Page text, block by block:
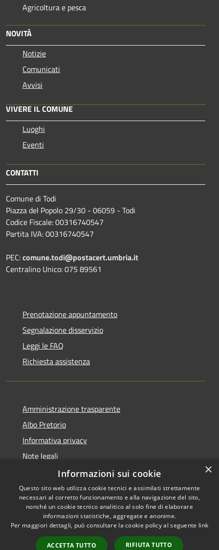
Agricoltura e pesca
NOVITÀ
Notizie
Comunicati
Avvisi
VIVERE IL COMUNE
Luoghi
Eventi
CONTATTI
Comune di Todi
Piazza del Popolo 29/30 - 06059 - Todi
Codice Fiscale: 00316740547
Partita IVA: 00316740547
PEC:comune.todi@postacert.umbria.it
Centralino Unico: 075 89561
Prenotazione appuntamento
Segnalazione disservizio
Leggi le FAQ
Richiesta assistenza
Amministrazione trasparente
Albo Pretorio
Informativa privacy
Note legali
Dichiarazione di accessibilità
RSS
Accessibilità
Copyright © 2026 • Comune di
Todi • Powered by
Municipium• Accesso
×
Informazioni sui cookie
Questo sito web utilizza cookie tecnici e assimilati strettamente
necessari al corretto funzionamento e alla navigazione del sito,
nonché un cookie tecnico analitico al solo fine di elaborare
informazioni statistiche, aggregate e anonime.
Per maggiori dettagli, può consultare la cookie policy al seguente link
ACCETTA TUTTO RIFIUTA TUTTO